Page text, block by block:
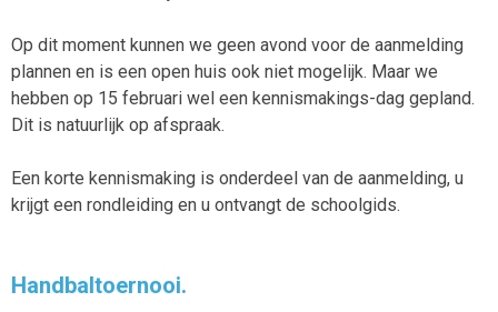
Op dit moment kunnen we geen avond voor de aanmelding
plannen en is een open huis ook niet mogelijk. Maar we
hebben op 15 februari wel een kennismakings-dag gepland.
Dit is natuurlijk op afspraak.
Een korte kennismaking is onderdeel van de aanmelding, u
krijgt een rondleiding en u ontvangt de schoolgids.
Handbaltoernooi.